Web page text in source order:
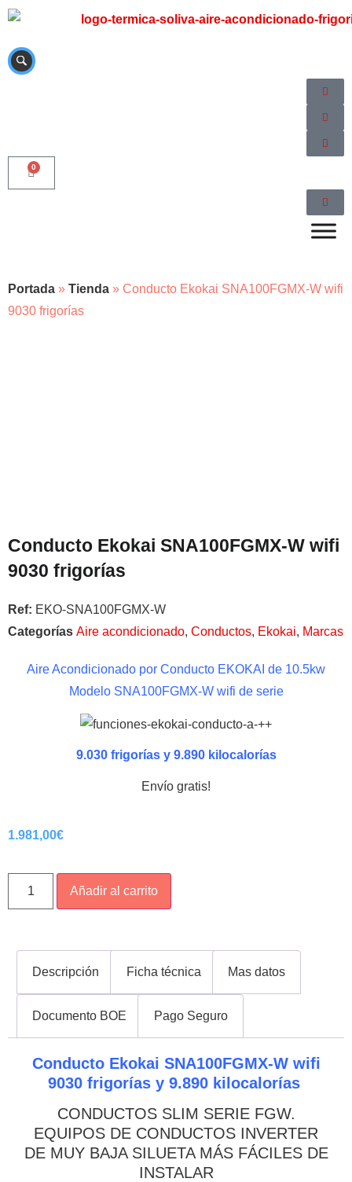
0
Portada » Tienda » Conducto Ekokai SNA100FGMX-W wifi
9030 frigorías
Conducto Ekokai SNA100FGMX-W wifi
9030 frigorías
Ref: EKO-SNA100FGMX-W
Categorías Aire acondicionado, Conductos, Ekokai, Marcas
Aire Acondicionado por Conducto EKOKAI de 10.5kw
Modelo SNA100FGMX-W wifi de serie
9.030 frigorías y 9.890 kilocalorías
Envío gratis!
1.981,00€
Añadir al carrito
Descripción Ficha técnica Mas datos
Documento BOE Pago Seguro
Conducto Ekokai SNA100FGMX-W wifi
9030 frigorías y 9.890 kilocalorías
CONDUCTOS SLIM SERIE FGW.
EQUIPOS DE CONDUCTOS INVERTER
DE MUY BAJA SILUETA MÁS FÁCILES DE
INSTALAR